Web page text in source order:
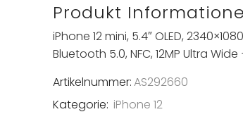
Produkt
iPhone 12 mini, 5.4″ OLED,
Bluetooth 5.0, NFC, 12MP Ultra Wide
Artikelnummer:AS292660
Kategorie: iPhone 12